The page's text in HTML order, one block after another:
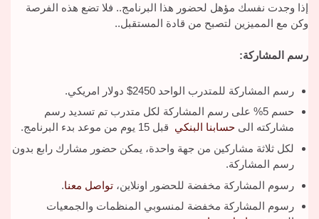
إذا وجدت نفسك مؤهل لحضور هذا البرنامج.. فلا تضع هذه الفرصة
وكن مع المميزين لتصبح من قادة المستقبل..
رسم المشاركة:
رسم المشاركة للمتدرب الواحد 2450$ دولار امريكي.
حسم 5% على رسم المشاركة لكل متدرب تم تسديد رسم
مشاركته الى حسابنا البنكي قبل 15 يوم من موعد بدء البرنامج.
لكل ثلاثة مشاركين من جهة واحدة، يمكن حضور مشارك رابع بدون
رسم المشاركة.
رسوم المشاركة مخفضة للحضور اونلاين، تواصل معنا.
رسوم المشاركة مخفضة لمنسوبي المنظمات والجمعيات